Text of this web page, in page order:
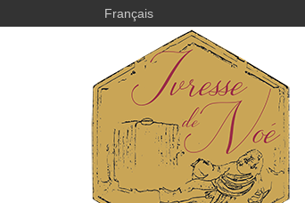
Français